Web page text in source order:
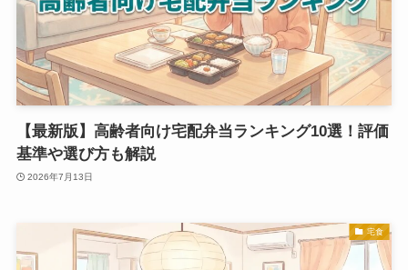
【最新版】高齢者向け宅配弁当ランキング10選！評価
基準や選び方も解説
2026年7月13日
宅食